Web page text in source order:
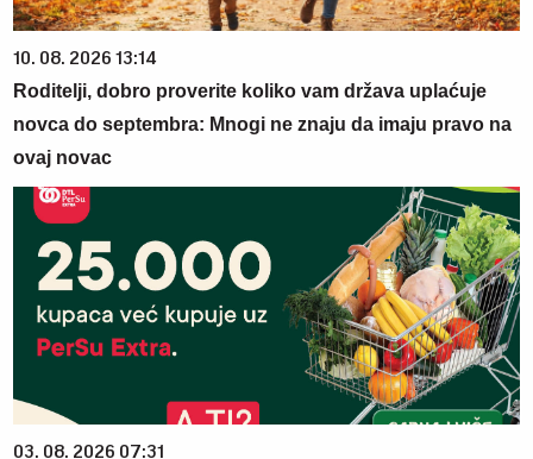
10. 08. 2026 13:14
Roditelji, dobro proverite koliko vam država uplaćuje
novca do septembra: Mnogi ne znaju da imaju pravo na
ovaj novac
03. 08. 2026 07:31